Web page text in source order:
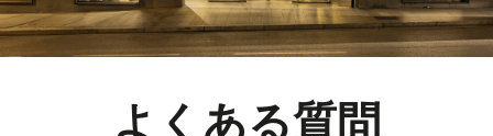
よくある質問